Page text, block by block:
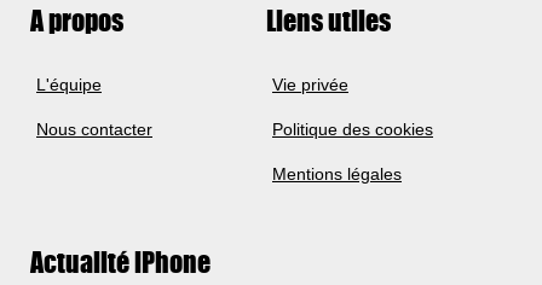
A propos
L'équipe
Nous contacter
Liens utiles
Vie privée
Politique des cookies
Mentions légales
Actualité iPhone